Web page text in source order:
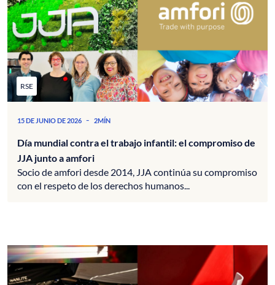
RSE
15 DE JUNIO DE 2026 - 2MÍN
Día mundial contra el trabajo infantil: el compromiso de
JJA junto a amfori
Socio de amfori desde 2014, JJA continúa su compromiso
con el respeto de los derechos humanos...